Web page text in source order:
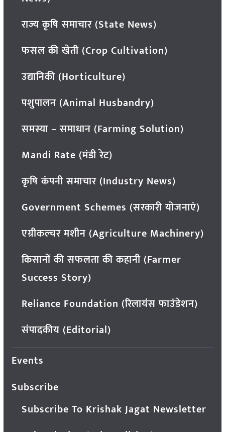
राज्य कृषि समाचार (State News)
फसल की खेती (Crop Cultivation)
उद्यानिकी (Horticulture)
पशुपालन (Animal Husbandry)
समस्या – समाधान (Farming Solution)
Mandi Rate (मंडी रेट)
कृषि कंपनी समाचार (Industry News)
Government Schemes (सरकारी योजनाएं)
एग्रीकल्चर मशीन (Agriculture Machinery)
किसानों की सफलता की कहानी (Farmer
Success Story)
Reliance Foundation (रिलायंस फाउंडेशन)
संपादकीय (Editorial)
Events
Subscribe
Subscribe To Krishak Jagat Newsletter